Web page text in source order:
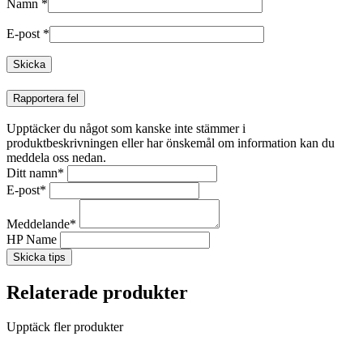
Namn *
E-post *
Rapportera fel
Upptäcker du något som kanske inte stämmer i
produktbeskrivningen eller har önskemål om information kan du
meddela oss nedan.
Ditt namn*
E-post*
Meddelande*
HP Name
Skicka tips
Relaterade produkter
Upptäck fler produkter